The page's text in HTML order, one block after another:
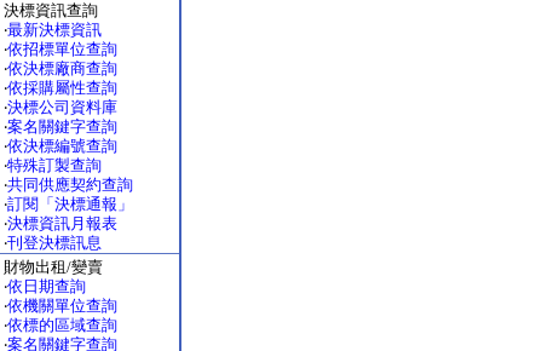
決標資訊查詢
‧最新決標資訊
‧依招標單位查詢
‧依決標廠商查詢
‧依採購屬性查詢
‧決標公司資料庫
‧案名關鍵字查詢
‧依決標編號查詢
‧特殊訂製查詢
‧共同供應契約查詢
‧訂閱「決標通報」
‧決標資訊月報表
‧刊登決標訊息
財物出租/變賣
‧依日期查詢
‧依機關單位查詢
‧依標的區域查詢
‧案名關鍵字查詢